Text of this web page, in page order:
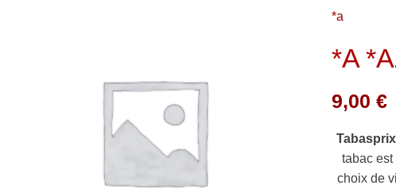
*a
*A
9,00€
Tabasprix
tabac
choix de